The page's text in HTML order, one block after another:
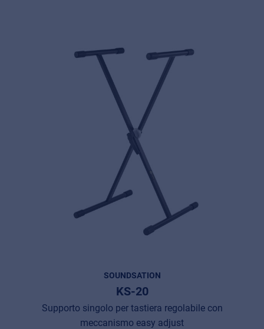
SOUNDSATION
KS-20
Supporto singolo per tastiera regolabile con
meccanismo easy adjust